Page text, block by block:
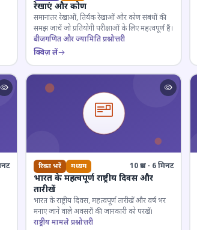
रेखाएं और कोण
समानांतर रेखाओं, तिर्यक रेखाओं और कोण संबंधों की
समझ जांचें जो प्रतियोगी परीक्षाओं के लिए महत्वपूर्ण हैं।
बीजगणित और ज्यामिति प्रश्नोत्तरी
क्विज़ लें
रिक्त भरें मध्यम 10 प्रश्न · 6 मिनट
भारत के महत्वपूर्ण राष्ट्रीय दिवस और
तारीखें
भारत के राष्ट्रीय दिवस, महत्वपूर्ण तारीखें और वर्ष भर
मनाए जाने वाले अवसरों की जानकारी को परखें।
राष्ट्रीय मामले प्रश्नोत्तरी